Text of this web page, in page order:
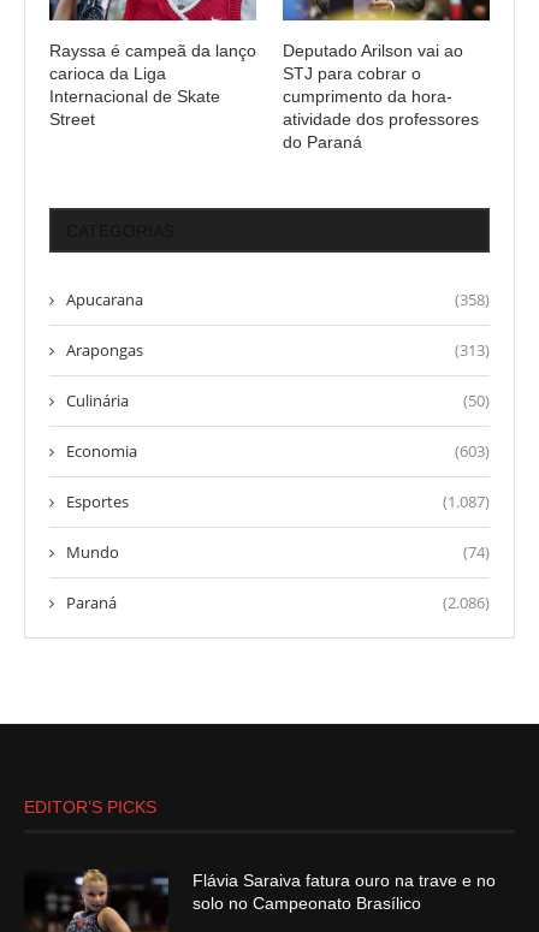
Rayssa é campeã da lanço
carioca da Liga
Internacional de Skate
Street
Deputado Arilson vai ao
STJ para cobrar o
cumprimento da hora-
atividade dos professores
do Paraná
Apucarana (358)
Arapongas (313)
Culinária (50)
Economia (603)
Esportes (1.087)
Mundo (74)
Paraná (2.086)
EDITOR’S PICKS
Flávia Saraiva fatura ouro na trave e no
solo no Campeonato Brasílico